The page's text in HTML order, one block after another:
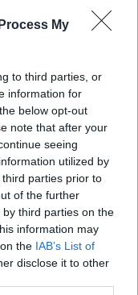
My
to third parties, or
information for
below opt-out
note that after your
seeing
utilized by
parties prior to
of the further
third parties on the
information may
the IAB’s List of
disclose it to other